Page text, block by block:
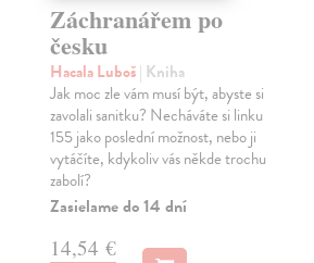
Záchranářem po
česku
Hacala Luboš| Kniha
Jak moc zle vám musí být, abyste si
zavolali sanitku? Necháváte si linku
155 jako poslední možnost, nebo ji
vytáčíte, kdykoliv vás někde trochu
zabolí?
Zasielame do 14 dní
14,54 €